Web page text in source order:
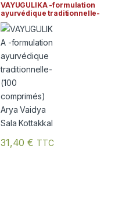
VAYUGULIKA -formulation
ayurvédique traditionnelle-
(100 comprimés) Arya
Vaidya Sala Kottakkal
31,40€ TTC